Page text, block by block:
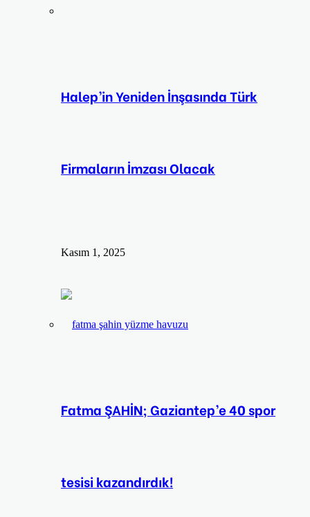
Halep’in Yeniden İnşasında Türk
Firmaların İmzası Olacak
Kasım 1, 2025
Fatma ŞAHİN; Gaziantep’e 40 spor
tesisi kazandırdık!